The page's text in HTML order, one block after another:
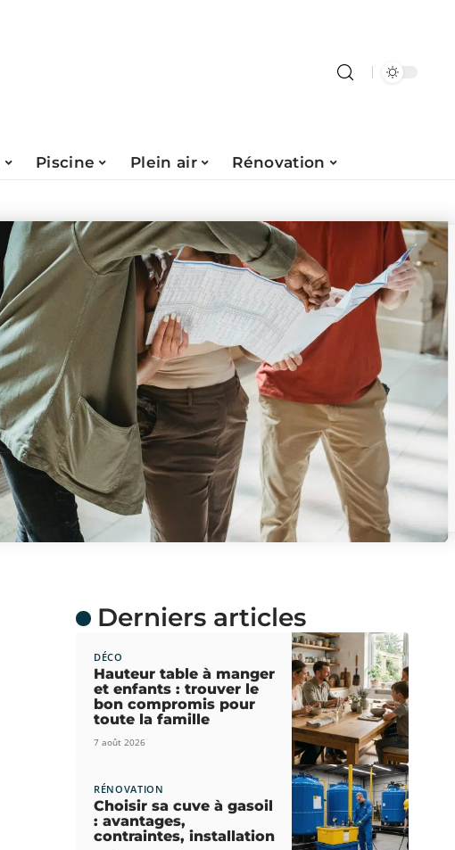
Piscine Plein air Rénovation
Derniers articles
DÉCO
Hauteur table à manger
et enfants : trouver le
bon compromis pour
toute la famille
7 août 2026
RÉNOVATION
Choisir sa cuve à gasoil
: avantages,
contraintes, installation